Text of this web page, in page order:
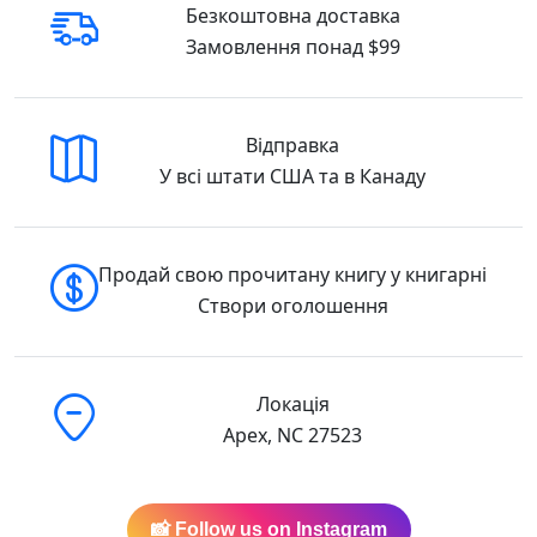
Реальні гулі Ендрю Макдональд Ранок (
9786170985699) 978-617-0985-69-9 Купити у
Безкоштовна доставка
Замовлення понад $99
Відправка
У всі штати США та в Канаду
Продай свою прочитану книгу у книгарні
Створи оголошення
Локація
Apex, NC 27523
📸 Follow us on Instagram